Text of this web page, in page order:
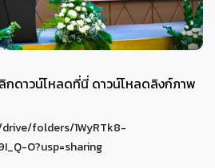
ดาวน์โหลดที่นี่ ดาวน์โหลดลิงก์ภาพ
folders/1WyRTk8-
O?usp=sharing